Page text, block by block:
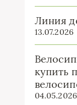
Линия
13.07.2026
купить
04.05.2026